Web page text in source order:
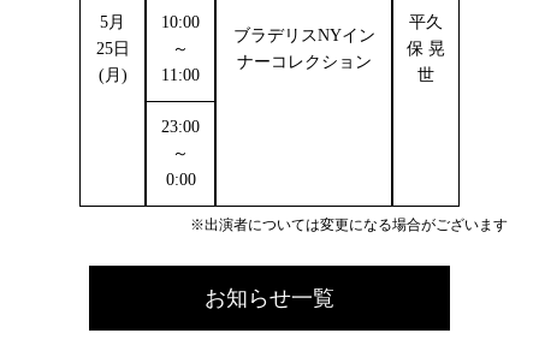
5月
25日
(月)
ブラデリスNYイン
ナーコレクション
平久
保 晃
世
10:00
～
11:00
23:00
～
0:00
※出演者については変更になる場合がございます
お知らせ一覧